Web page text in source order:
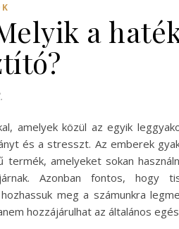
a
amelyek közül az egyik
és a stresszt. Az emberek
amelyeket sokan
Azonban fontos, hogy
meg a számunkra
hozzájárulhat az általános